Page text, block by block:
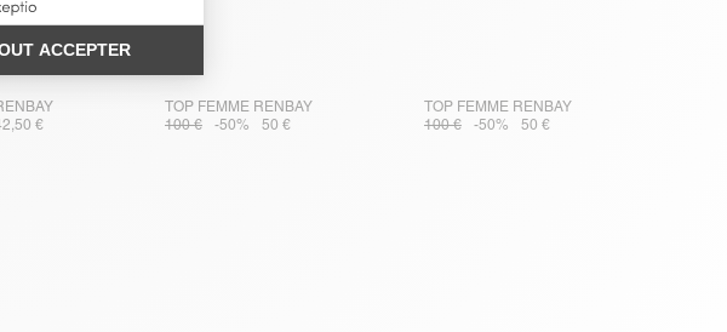
€
TOP FEMME RENBAY
100 €
-50% 50 €
TOP FEMME RENBAY
100 €
-50% 50 €